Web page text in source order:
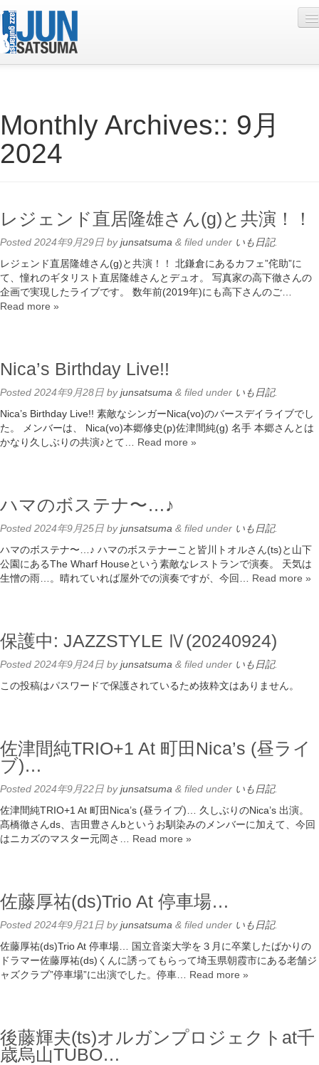
Live Schedule
Discography
Contact
YouTube
Online Lesson
Monthly Archives:: 9月
2024
レジェンド直居隆雄さん(g)と共演！！
Posted 2024年9月29日 byjunsatsuma & filed under いも日記.
レジェンド直居隆雄さん(g)と共演！！ 北鎌倉にあるカフェ”侘助”に
て、憧れのギタリスト直居隆雄さんとデュオ。 写真家の高下徹さんの
企画で実現したライブです。 数年前(2019年)にも高下さんのご…
Read more »
Nica’s Birthday Live!!
Posted 2024年9月28日 byjunsatsuma & filed under いも日記.
Nica’s Birthday Live!! 素敵なシンガーNica(vo)のバースデイライブでし
た。 メンバーは、 Nica(vo)本郷修史(p)佐津間純(g) 名手 本郷さんとは
かなり久しぶりの共演♪とて… Read more »
ハマのボステナ〜…♪
Posted 2024年9月25日 byjunsatsuma & filed under いも日記.
ハマのボステナ〜…♪ ハマのボステナーこと皆川トオルさん(ts)と山下
公園にあるThe Wharf Houseという素敵なレストランで演奏。 天気は
生憎の雨…。晴れていれば屋外での演奏ですが、今回… Read more »
保護中: JAZZSTYLE Ⅳ(20240924)
Posted 2024年9月24日 byjunsatsuma & filed under いも日記.
この投稿はパスワードで保護されているため抜粋文はありません。
佐津間純TRIO+1 At 町田Nica’s (昼ライ
ブ)…
Posted 2024年9月22日 byjunsatsuma & filed under いも日記.
佐津間純TRIO+1 At 町田Nica’s (昼ライブ)… 久しぶりのNica’s 出演。
髙橋徹さんds、吉田豊さんbというお馴染みのメンバーに加えて、今回
はニカズのマスター元岡さ… Read more »
佐藤厚祐(ds)Trio At 停車場…
Posted 2024年9月21日 byjunsatsuma & filed under いも日記.
佐藤厚祐(ds)Trio At 停車場… 国立音楽大学を３月に卒業したばかりの
ドラマー佐藤厚祐(ds)くんに誘ってもらって埼玉県朝霞市にある老舗ジ
ャズクラブ”停車場”に出演でした。停車… Read more »
後藤輝夫(ts)オルガンプロジェクトat千
歳烏山TUBO…